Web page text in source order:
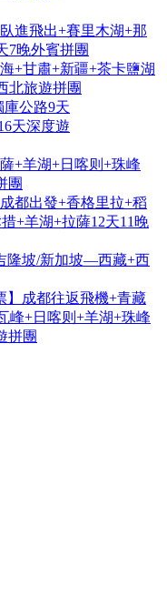
進飛出+賽里木湖+那
7晚外賓拼團
+甘肅+新疆+茶卡鹽湖
北旅遊拼團
庫公路9天
天深度遊
+羊湖+日喀则+珠峰
團
都出發+香格里拉+稻
+羊湖+拉薩12天11晚
隆坡/新加坡—西藏+西
】成都往返飛機+青藏
峰+日喀则+羊湖+珠峰
拼團